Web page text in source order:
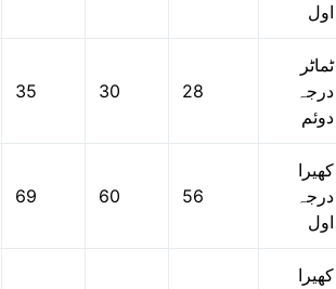
اول
35 30 28
ٹماٹر
درجہ
دوئم
69 60 56
کھیرا
درجہ
اول
کھیرا